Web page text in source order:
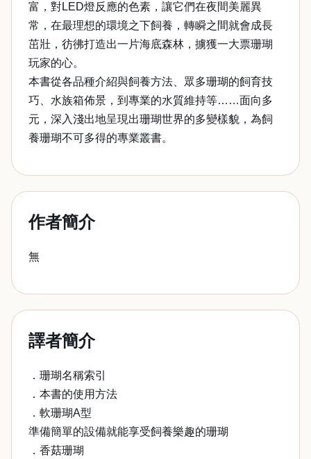
富，對LED燈反應的色素，讓它們在夜間美麗異
常，在最理想的環境之下飼養，轉瞬之間就會成長
茁壯，彷彿打造出一片海底森林，擄獲一大票珊瑚
玩家的心。
本書從各品種介紹與飼養方法、眾多珊瑚的飼育技
巧、水族箱佈景，到專業的水質維持等……面向多
元，深入淺出地呈現出珊瑚世界的多變樣貌，為飼
養珊瑚不可多得的專業叢書。
作者簡介
無
譯者簡介
．珊瑚名稱索引
．本書的使用方法
．軟珊瑚A型
準備簡單的設備就能享受飼養樂趣的珊瑚
．香菇珊瑚